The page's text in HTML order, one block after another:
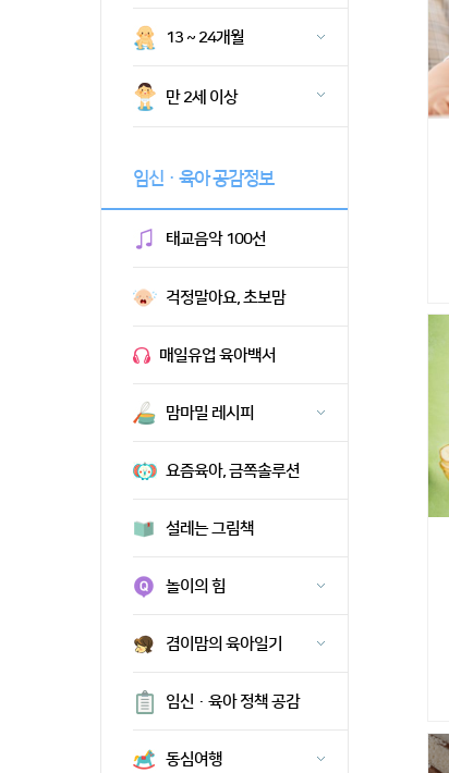
13 ~ 24개월
만 2세 이상
임신ㆍ육아 공감정보
태교음악 100선
걱정말아요, 초보맘
매일유업 육아백서
맘마밀 레시피
요즘육아, 금쪽솔루션
설레는 그림책
놀이의 힘
겸이맘의 육아일기
임신·육아 정책 공감
동심여행